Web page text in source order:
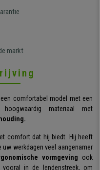
markt
comfortabel model met een
materiaal met
comfort dat hij biedt. Hij heeft
uw werkdagen veel aangenamer
vormgeving ook
in de lendenstreek, om